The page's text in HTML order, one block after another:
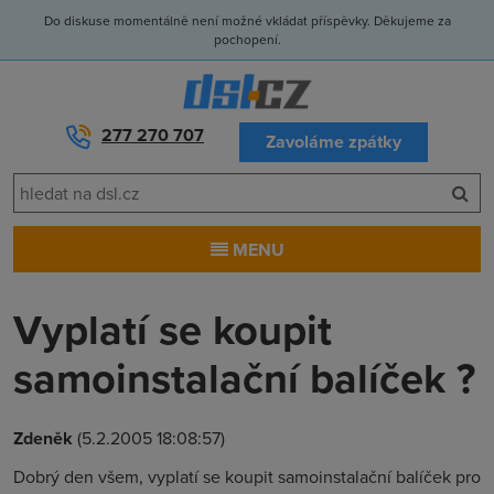
Do diskuse momentálně není možné vkládat příspěvky. Děkujeme za
pochopení.
277 270 707 Zavoláme zpátky
MENU
Vyplatí se koupit
samoinstalační balíček ?
Zdeněk (5.2.2005 18:08:57)
Dobrý den všem, vyplatí se koupit samoinstalační balíček pro